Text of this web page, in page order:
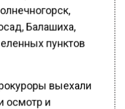
Балашиха,
пунктов
выехали
осмотр и